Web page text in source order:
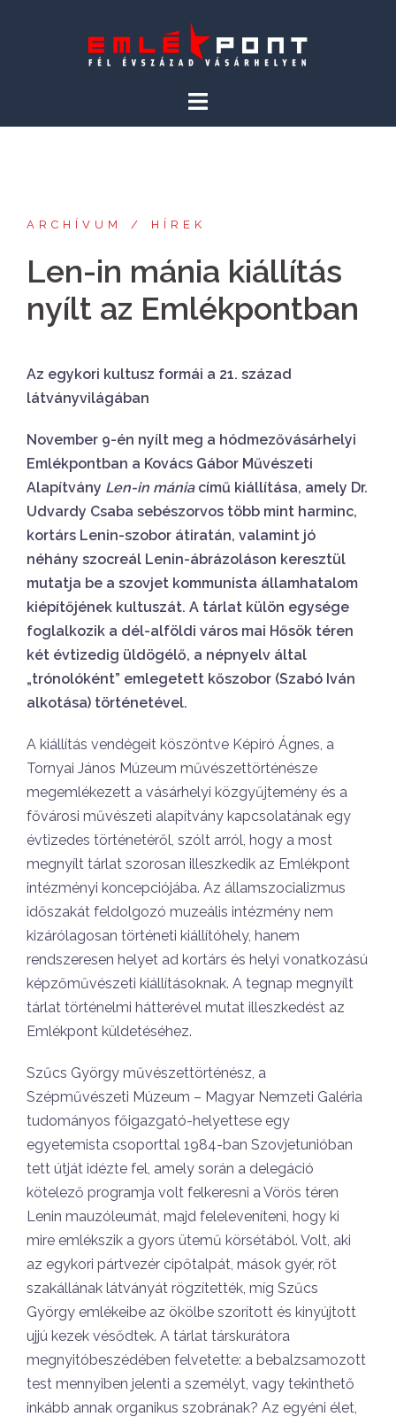
ARCHÍVUM HÍREK
Len-in mánia kiállítás
nyílt az Emlékpontban
Az egykori kultusz formái a 21. század
látványvilágában
November 9-én nyílt meg a hódmezővásárhelyi
Emlékpontban a Kovács Gábor Művészeti
Alapítvány Len-in mániacímű kiállítása, amely Dr.
Udvardy Csaba sebészorvos több mint harminc,
kortárs Lenin-szobor átiratán, valamint jó
néhány szocreál Lenin-ábrázoláson keresztül
mutatja be a szovjet kommunista államhatalom
kiépítőjének kultuszát. A tárlat külön egysége
foglalkozik a dél-alföldi város mai Hősök téren
két évtizedig üldögélő, a népnyelv által
„trónolóként” emlegetett kőszobor (Szabó Iván
alkotása) történetével.
A kiállítás vendégeit köszöntve Képiró Ágnes, a
Tornyai János Múzeum művészettörténésze
megemlékezett a vásárhelyi közgyűjtemény és a
fővárosi művészeti alapítvány kapcsolatának egy
évtizedes történetéről, szólt arról, hogy a most
megnyílt tárlat szorosan illeszkedik az Emlékpont
intézményi koncepciójába. Az államszocializmus
időszakát feldolgozó muzeális intézmény nem
kizárólagosan történeti kiállítóhely, hanem
rendszeresen helyet ad kortárs és helyi vonatkozású
képzőművészeti kiállításoknak. A tegnap megnyílt
tárlat történelmi hátterével mutat illeszkedést az
Emlékpont küldetéséhez.
Szűcs György művészettörténész, a
Szépművészeti Múzeum – Magyar Nemzeti Galéria
tudományos főigazgató-helyettese egy
egyetemista csoporttal 1984-ban Szovjetunióban
tett útját idézte fel, amely során a delegáció
kötelező programja volt felkeresni a Vörös téren
Lenin mauzóleumát, majd feleleveníteni, hogy ki
mire emlékszik a gyors ütemű körsétából. Volt, aki
az egykori pártvezér cipőtalpát, mások gyér, rőt
szakállának látványát rögzítették, míg Szűcs
György emlékeibe az ökölbe szorított és kinyújtott
ujjú kezek vésődtek. A tárlat társkurátora
megnyitóbeszédében felvetette: a bebalzsamozott
test mennyiben jelenti a személyt, vagy tekinthető
inkább annak organikus szobrának? Az egyéni élet,